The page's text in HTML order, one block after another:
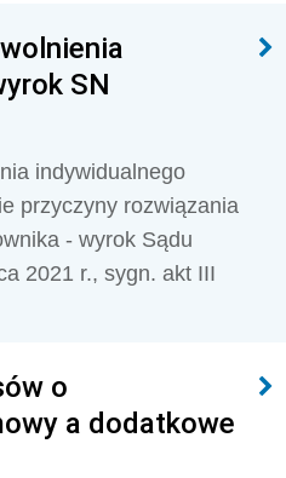
SN
indywidualnego
przyczyny rozwiązania
- wyrok Sądu
2021 r., sygn. akt III
o
a dodatkowe